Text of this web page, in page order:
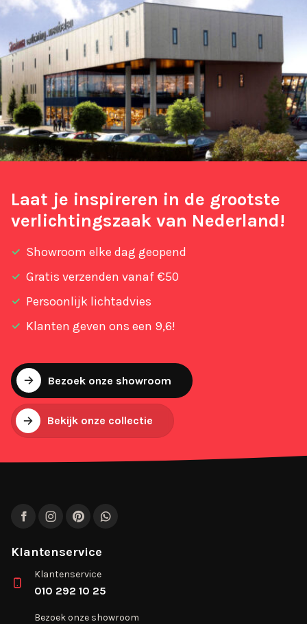
Laat je inspireren in de grootste
verlichtingszaak van Nederland!
Showroom elke dag geopend
Gratis verzenden vanaf €50
Persoonlijk lichtadvies
Klanten geven ons een 9,6!
Bezoek onze showroom
Bekijk onze collectie
FacebookInstagram
PinterestWhatsApp
Klantenservice
Klantenservice
010 292 10 25
Bezoek onze showroom